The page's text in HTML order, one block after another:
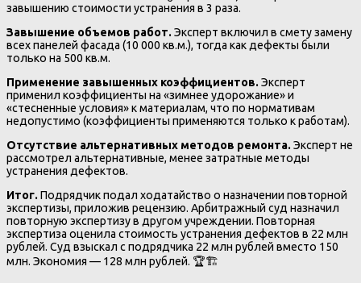
завышению стоимости устранения в 3 раза.
Завышение объемов работ.Эксперт включил в смету замену
всех панелей фасада (10 000 кв.м.), тогда как дефекты были
только на 500 кв.м.
Применение завышенных коэффициентов.Эксперт
применил коэффициенты на «зимнее удорожание» и
«стесненные условия» к материалам, что по нормативам
недопустимо (коэффициенты применяются только к работам).
Отсутствие альтернативных методов ремонта.Эксперт не
рассмотрел альтернативные, менее затратные методы
устранения дефектов.
Итог.Подрядчик подал ходатайство о назначении повторной
экспертизы, приложив рецензию. Арбитражный суд назначил
повторную экспертизу в другом учреждении. Повторная
экспертиза оценила стоимость устранения дефектов в 22 млн
рублей. Суд взыскал с подрядчика 22 млн рублей вместо 150
млн. Экономия — 128 млн рублей. 🏆🏗️